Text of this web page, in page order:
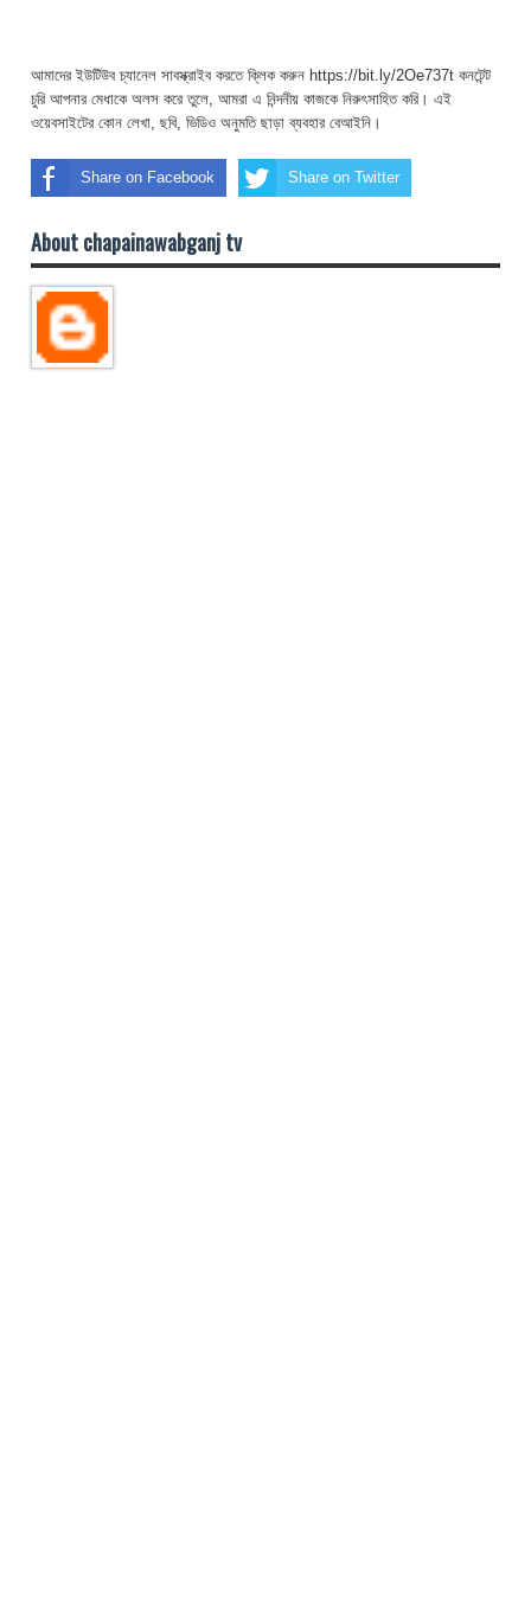
আমাদের ইউটিউব চ্যানেল সাবস্ক্রাইব করতে ক্লিক করুন https://bit.ly/2Oe737t কনটেন্ট
চুরি আপনার মেধাকে অলস করে তুলে, আমরা এ নিন্দনীয় কাজকে নিরুৎসাহিত করি। এই
ওয়েবসাইটের কোন লেখা, ছবি, ভিডিও অনুমতি ছাড়া ব্যবহার বেআইনি।
Share on Facebook Share on Twitter
About chapainawabganj tv